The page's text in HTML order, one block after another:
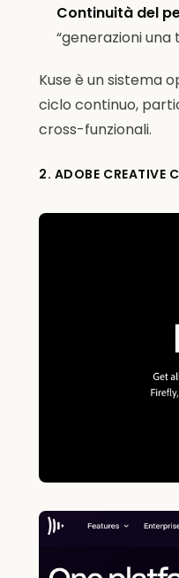
Continuità del
“generazioni una
Kuse è un sistema
ciclo continuo,
cross-funzionali.
2. ADOBE CREATIVE